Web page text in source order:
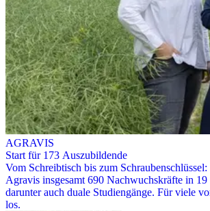
AGRAVIS
Start für 173 Auszubildende
Vom Schreibtisch bis zum
Agravis insgesamt 690 Nachwuchskräfte in 19
darunter auch duale Studiengänge. Für viele
los.